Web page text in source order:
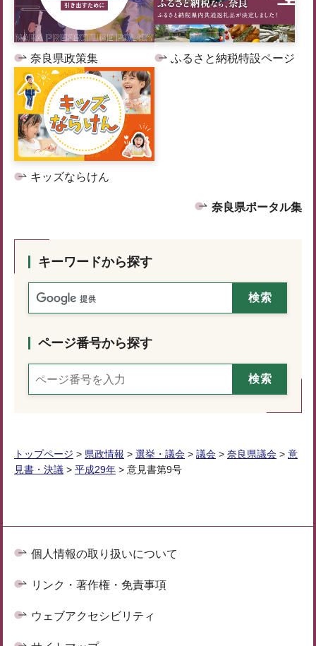
奈良県政策集 ふるさと納税特設ページ
キッズならけん
奈良県ポータル集
キーワードから探す
ページ番号から探す
トップページ > 県政情報 > 選挙・議会 > 議会 > 奈良県議会 > 意
見書・決議 > 平成29年 > 意見書第9号
個人情報の取り扱いについて
リンク・著作権・免責事項
ウェブアクセシビリティ